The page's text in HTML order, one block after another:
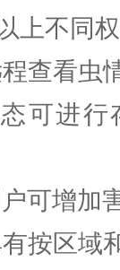
上不同
看虫
可进
增加
区域